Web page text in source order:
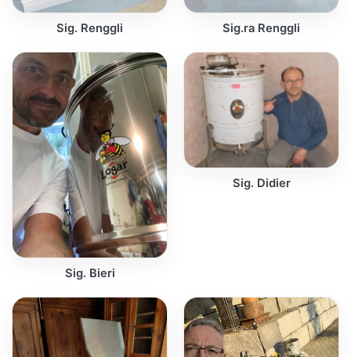
Sig. Renggli Sig.ra Renggli
Sig. Bieri
Sig. Didier